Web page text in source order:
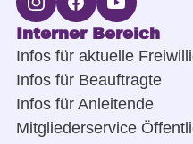
Interner Bereich
Infos für aktuelle
Infos für Beauftragte
Infos für Anleitende
Mitgliederservice